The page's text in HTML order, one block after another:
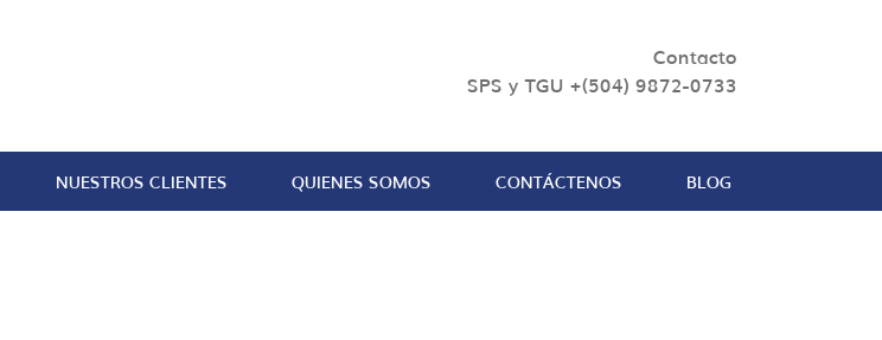
Contacto
SPS y TGU +(504) 9872-0733
NUESTROS CLIENTES QUIENES SOMOS CONTÁCTENOS BLOG